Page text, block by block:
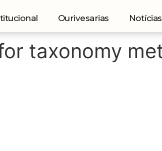
Ourivesarias Notícias
taxonomy